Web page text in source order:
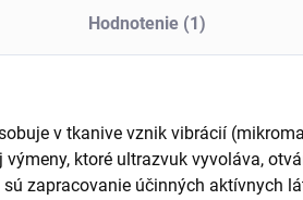
Hodnotenie (1)
v tkanive vznik vibrácií
ktoré ultrazvuk vyvoláva,
zapracovanie účinných aktívnych